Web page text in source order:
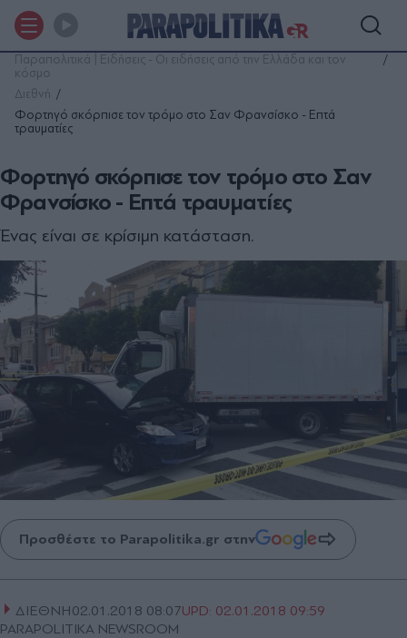
Παραπολιτικά | Ειδήσεις - Οι ειδήσεις από την Ελλάδα και τον
κόσμο
Διεθνή
Φορτηγό σκόρπισε τον τρόμο στο Σαν Φρανσίσκο - Επτά
τραυματίες
Φορτηγό σκόρπισε τον τρόμο στο Σαν
Φρανσίσκο - Επτά τραυματίες
Ένας είναι σε κρίσιμη κατάσταση.
Προσθέστε το Parapolitika.gr στην
ΔΙΕΘΝΗ02.01.2018 08:07UPD: 02.01.2018 09:59
PARAPOLITIKA NEWSROOM